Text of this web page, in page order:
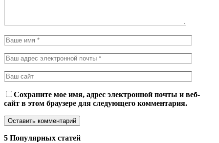
Сохраните мое имя, адрес электронной почты и веб-
сайт в этом браузере для следующего комментария.
5 Популярных статей